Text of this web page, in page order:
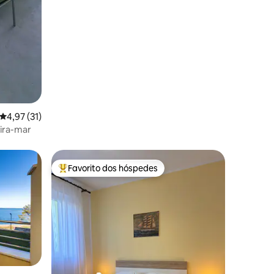
Classificação média de 4,97 em 5 estrelas, 31avaliações
4,97 (31)
mar
Favoritos dos hóspedes mais apreciados
Favorito dos hóspedes